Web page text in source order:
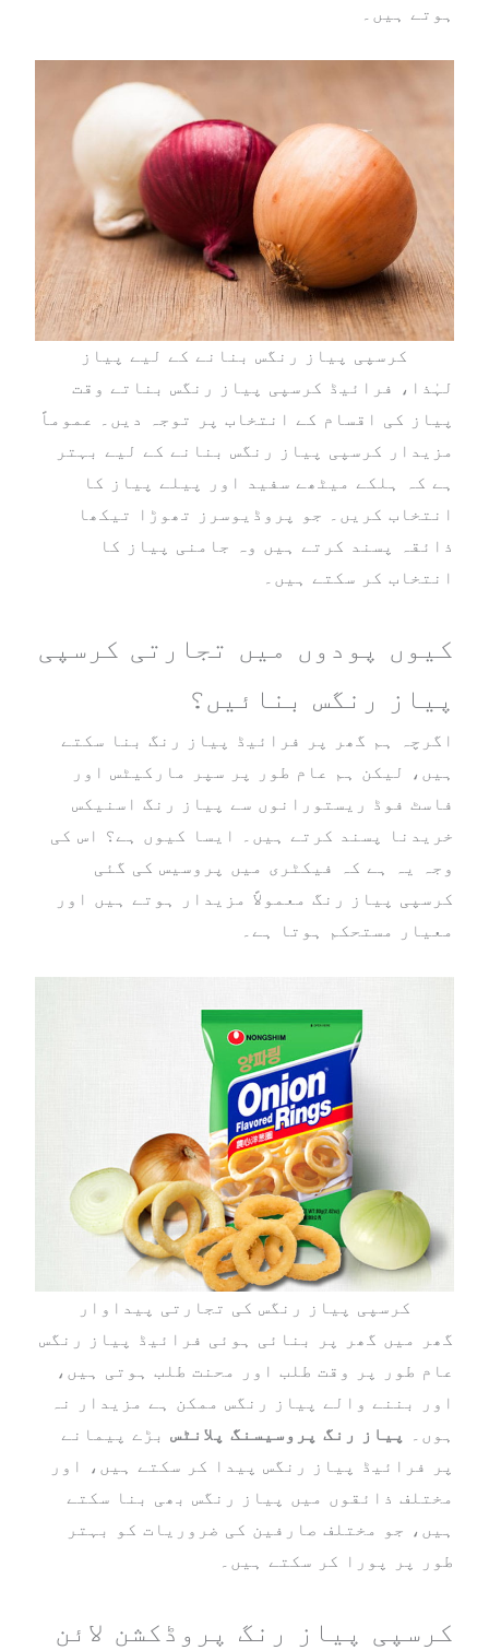
ہوتے ہیں۔
کرسپی پیاز رنگس بنانے کے لیے پیاز
لہٰذا، فرائیڈ کرسپی پیاز رنگس بناتے وقت
پیاز کی اقسام کے انتخاب پر توجہ دیں۔ عموماً
مزیدار کرسپی پیاز رنگس بنانے کے لیے بہتر
ہے کہ ہلکے میٹھے سفید اور پیلے پیاز کا
انتخاب کریں۔ جو پروڈیوسرز تھوڑا تیکھا
ذائقہ پسند کرتے ہیں وہ جامنی پیاز کا
انتخاب کر سکتے ہیں۔
کیوں پودوں میں تجارتی کرسپی
پیاز رنگس بنائیں؟
اگرچہ ہم گھر پر فرائیڈ پیاز رنگ بنا سکتے
ہیں، لیکن ہم عام طور پر سپر مارکیٹس اور
فاسٹ فوڈ ریستورانوں سے پیاز رنگ اسنیکس
خریدنا پسند کرتے ہیں۔ ایسا کیوں ہے؟ اس کی
وجہ یہ ہے کہ فیکٹری میں پروسیس کی گئی
کرسپی پیاز رنگ معمولاً مزیدار ہوتے ہیں اور
معیار مستحکم ہوتا ہے۔
کرسپی پیاز رنگس کی تجارتی پیداوار
گھر میں گھر پر بنائی ہوئی فرائیڈ پیاز رنگس
عام طور پر وقت طلب اور محنت طلب ہوتی ہیں،
اور بننے والے پیاز رنگس ممکن ہے مزیدار نہ
ہوں۔
پیاز رنگ پروسیسنگ پلانٹس بڑے پیمانے
پر فرائیڈ پیاز رنگس پیدا کر سکتے ہیں، اور
مختلف ذائقوں میں پیاز رنگس بھی بنا سکتے
ہیں، جو مختلف صارفین کی ضروریات کو بہتر
طور پر پورا کر سکتے ہیں۔
کرسپی پیاز رنگ پروڈکشن لائن